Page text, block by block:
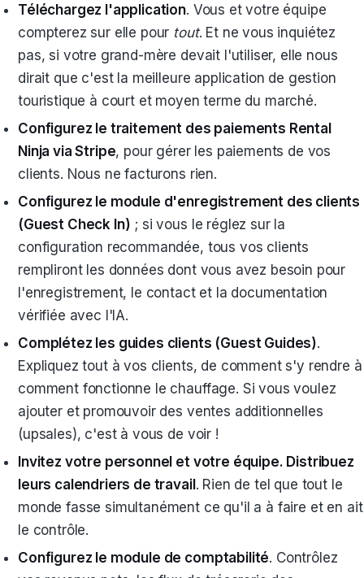
Téléchargez l'application. Vous et votre équipe
compterez sur elle pour tout. Et ne vous inquiétez
pas, si votre grand-mère devait l'utiliser, elle nous
dirait que c'est la meilleure application de gestion
touristique à court et moyen terme du marché.
Configurez le traitement des paiements Rental
Ninja via Stripe, pour gérer les paiements de vos
clients. Nous ne facturons rien.
Configurez le module d'enregistrement des clients
(Guest Check In) ; si vous le réglez sur la
configuration recommandée, tous vos clients
rempliront les données dont vous avez besoin pour
l'enregistrement, le contact et la documentation
vérifiée avec l'IA.
Complétez les guides clients (Guest Guides).
Expliquez tout à vos clients, de comment s'y rendre à
comment fonctionne le chauffage. Si vous voulez
ajouter et promouvoir des ventes additionnelles
(upsales), c'est à vous de voir !
Invitez votre personnel et votre équipe. Distribuez
leurs calendriers de travail. Rien de tel que tout le
monde fasse simultanément ce qu'il a à faire et en ait
le contrôle.
Configurez le module de comptabilité. Contrôlez